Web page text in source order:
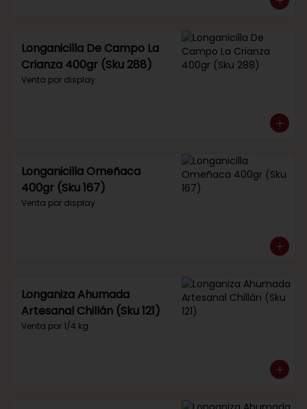
Longanicilla De Campo La
Crianza 400gr (Sku 288)
Venta por display.
Longanicilla Omeñaca
400gr (Sku 167)
Venta por display.
Longaniza Ahumada
Artesanal Chillán (Sku 121)
Venta por 1/4 kg.